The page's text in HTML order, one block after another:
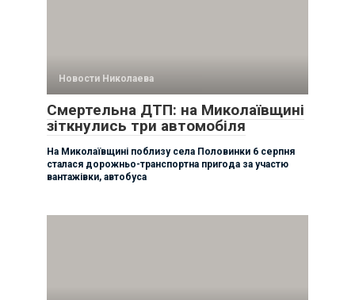
Новости Николаева
Смертельна ДТП: на Миколаївщині
зіткнулись три автомобіля
На Миколаївщині поблизу села Половинки 6 серпня
сталася дорожньо-транспортна пригода за участю
вантажівки, автобуса